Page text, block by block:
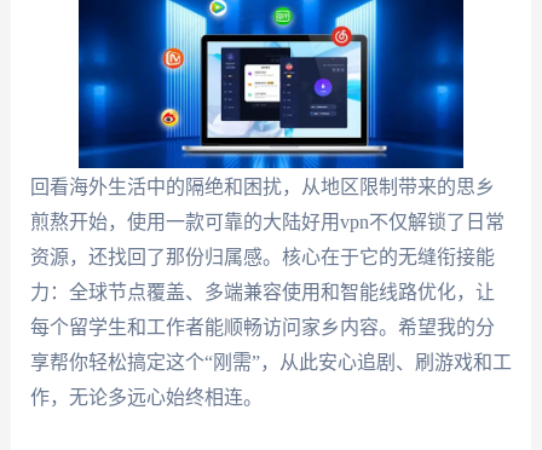
回看海外生活中的隔绝和困扰，从地区限制带来的思乡
煎熬开始，使用一款可靠的大陆好用vpn不仅解锁了日常
资源，还找回了那份归属感。核心在于它的无缝衔接能
力：全球节点覆盖、多端兼容使用和智能线路优化，让
每个留学生和工作者能顺畅访问家乡内容。希望我的分
享帮你轻松搞定这个“刚需”，从此安心追剧、刷游戏和工
作，无论多远心始终相连。